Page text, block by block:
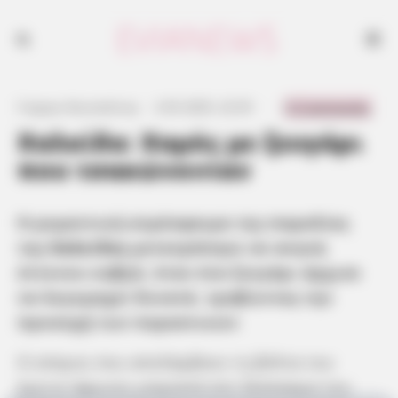
Χαλκίδα: Χαμός με ζευγάρι
που τσακώνονταν
Η ρομαντική ατμόσφαιρα της παραλίας
έντονου καβγά, όταν ένα ζευγάρι άρχισε
έμεινε άφωνος μπροστά στο ξέσπασμα του